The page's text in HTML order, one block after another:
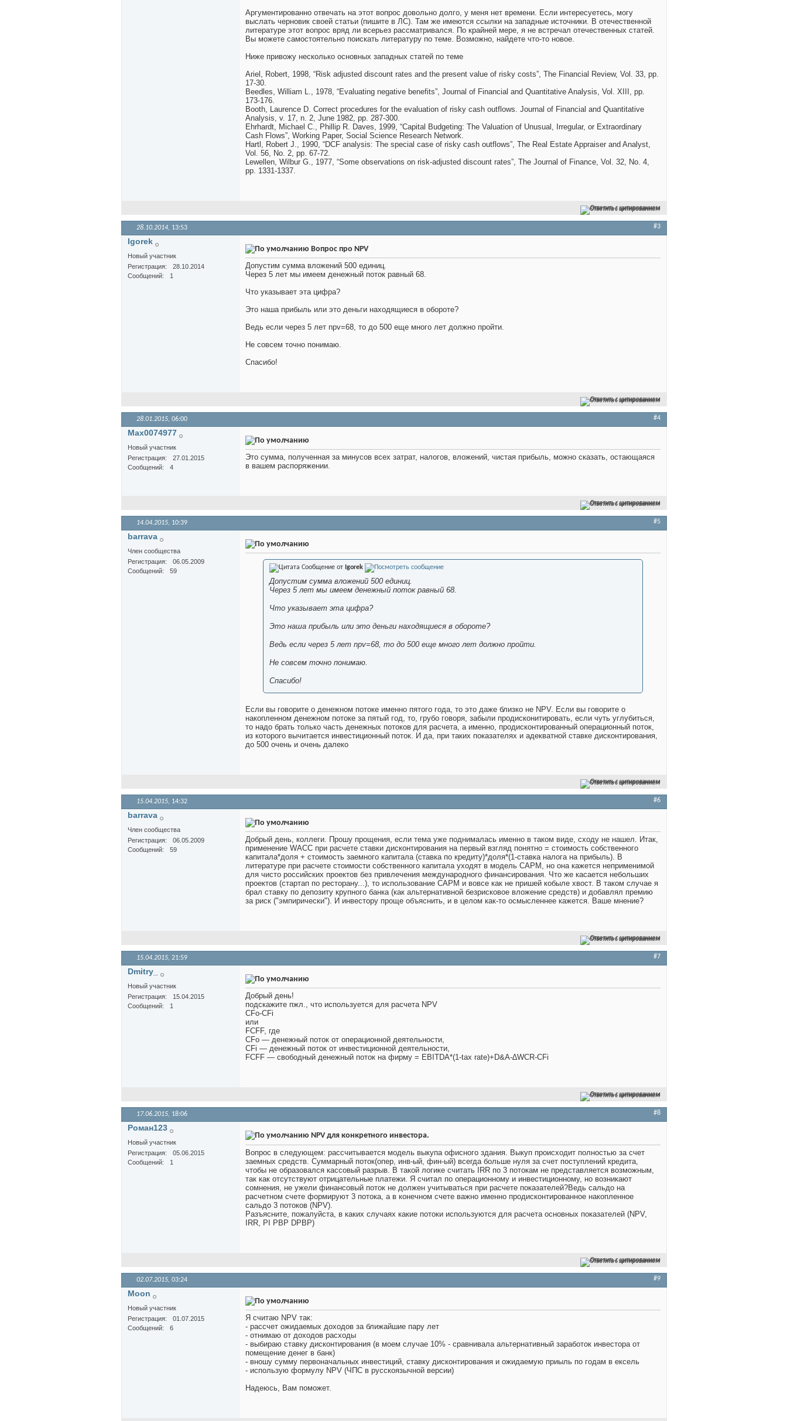
Аргументированно отвечать на этот вопрос довольно долго, у меня нет времени. Если интересуетесь, могу
выслать черновик своей статьи (пишите в ЛС). Там же имеются ссылки на западные источники. В отечественной
литературе этот вопрос вряд ли всерьез рассматривался. По крайней мере, я не встречал отечественных статей.
Вы можете самостоятельно поискать литературу по теме. Возможно, найдете что-то новое.
Ниже привожу несколько основных западных статей по теме
Ariel, Robert, 1998, “Risk adjusted discount rates and the present value of risky costs”, The Financial Review, Vol. 33, pp.
17-30.
Beedles, William L., 1978, “Evaluating negative benefits”, Journal of Financial and Quantitative Analysis, Vol. XIII, pp.
173-176.
Booth, Laurence D. Correct procedures for the evaluation of risky cash outflows. Journal of Financial and Quantitative
Analysis, v. 17, n. 2, June 1982, pp. 287-300.
Ehrhardt, Michael C., Phillip R. Daves, 1999, “Capital Budgeting: The Valuation of Unusual, Irregular, or Extraordinary
Cash Flows”, Working Paper, Social Science Research Network.
Hartl, Robert J., 1990, “DCF analysis: The special case of risky cash outflows”, The Real Estate Appraiser and Analyst,
Vol. 56, No. 2, pp. 67-72.
Lewellen, Wilbur G., 1977, “Some observations on risk-adjusted discount rates”, The Journal of Finance, Vol. 32, No. 4,
pp. 1331-1337.
Ответить с цитированием
28.10.2014, 13:53 #3
Igorek
Новый участник
Регистрация
28.10.2014
Сообщений
1
Вопрос про NPV
Допустим сумма вложений 500 единиц.
Через 5 лет мы имеем денежный поток равный 68.
Что указывает эта цифра?
Это наша прибыль или это деньги находящиеся в обороте?
Ведь если через 5 лет npv=68, то до 500 еще много лет должно пройти.
Не совсем точно понимаю.
Спасибо!
Ответить с цитированием
28.01.2015, 06:00 #4
Max0074977
Новый участник
Регистрация
27.01.2015
Сообщений
4
Это сумма, полученная за минусов всех затрат, налогов, вложений, чистая прибыль, можно сказать, остающаяся
в вашем распоряжении.
Ответить с цитированием
14.04.2015, 10:39 #5
barrava
Член сообщества
Регистрация
06.05.2009
Сообщений
59
Сообщение от Igorek
Допустим сумма вложений 500 единиц.
Через 5 лет мы имеем денежный поток равный 68.
Что указывает эта цифра?
Это наша прибыль или это деньги находящиеся в обороте?
Ведь если через 5 лет npv=68, то до 500 еще много лет должно пройти.
Не совсем точно понимаю.
Спасибо!
Если вы говорите о денежном потоке именно пятого года, то это даже близко не NPV. Если вы говорите о
накопленном денежном потоке за пятый год, то, грубо говоря, забыли продисконитировать, если чуть углубиться,
то надо брать только часть денежных потоков для расчета, а именно, продисконтированный операционный поток,
из которого вычитается инвестиционный поток. И да, при таких показателях и адекватной ставке дисконтирования,
до 500 очень и очень далеко
Ответить с цитированием
15.04.2015, 14:32 #6
barrava
Член сообщества
Регистрация
06.05.2009
Сообщений
59
Добрый день, коллеги. Прошу прощения, если тема уже поднималась именно в таком виде, сходу не нашел. Итак,
применение WACC при расчете ставки дисконтирования на первый взгляд понятно = стоимость собственного
капитала*доля + стоимость заемного капитала (ставка по кредиту)*доля*(1-ставка налога на прибыль). В
литературе при расчете стоимости собственного капитала уходят в модель CAPM, но она кажется неприменимой
для чисто российских проектов без привлечения международного финансирования. Что же касается небольших
проектов (стартап по ресторану...), то использование CAPM и вовсе как не пришей кобыле хвост. В таком случае я
брал ставку по депозиту крупного банка (как альтернативной безрисковое вложение средств) и добавлял премию
за риск ("эмпирически"). И инвестору проще объяснить, и в целом как-то осмысленнее кажется. Ваше мнение?
Ответить с цитированием
15.04.2015, 21:59 #7
Dmitry_
Новый участник
Регистрация
15.04.2015
Сообщений
1
Добрый день!
подскажите пжл., что используется для расчета NPV
CFo-CFi
или
FCFF, где
CFo — денежный поток от операционной деятельности,
CFi — денежный поток от инвестиционной деятельности,
FCFF — свободный денежный поток на фирму = EBITDA*(1-tax rate)+D&A-∆WCR-CFi
Ответить с цитированием
17.06.2015, 18:06 #8
Роман123
Новый участник
Регистрация
05.06.2015
Сообщений
1
NPV для конкретного инвестора.
Вопрос в следующем: рассчитывается модель выкупа офисного здания. Выкуп происходит полностью за счет
заемных средств. Суммарный поток(опер, инв-ый, фин-ый) всегда больше нуля за счет поступлений кредита,
чтобы не образовался кассовый разрыв. В такой логике считать IRR по 3 потокам не представляется возможным,
так как отсутствуют отрицательные платежи. Я считал по операционному и инвестиционному, но возникают
сомнения, не ужели финансовый поток не должен учитываться при расчете показателей?Ведь сальдо на
расчетном счете формируют 3 потока, а в конечном счете важно именно продисконтированное накопленное
сальдо 3 потоков (NPV).
Разъясните, пожалуйста, в каких случаях какие потоки используются для расчета основных показателей (NPV,
IRR, PI PBP DPBP)
Ответить с цитированием
02.07.2015, 03:24 #9
Moon
Новый участник
Регистрация
01.07.2015
Сообщений
6
Я считаю NPV так:
- рассчет ожидаемых доходов за ближайшие пару лет
- отнимаю от доходов расходы
- выбираю ставку дисконтирования (в моем случае 10% - сравнивала альтернативный заработок инвестора от
помещение денег в банк)
- вношу сумму первоначальных инвестиций, ставку дисконтирования и ожидаемую приыль по годам в ексель
- использую формулу NPV (ЧПС в русскоязычной версии)
Надеюсь, Вам поможет.